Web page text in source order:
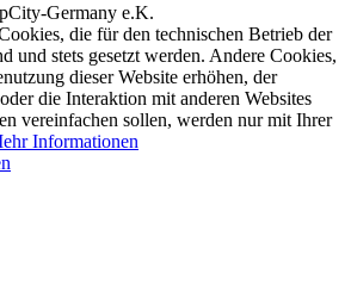
Germany e.K.
die für den technischen Betrieb der
und stets gesetzt werden. Andere Cookies,
dieser Website erhöhen, der
die Interaktion mit anderen Websites
vereinfachen sollen, werden nur mit Ihrer
Informationen